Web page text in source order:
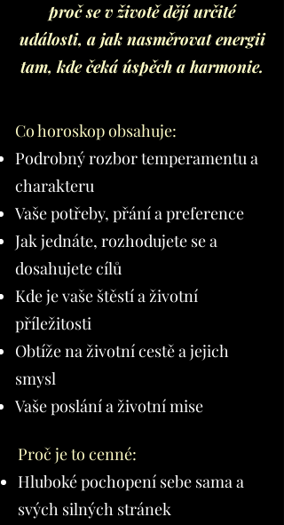
proč se v životě dějí určité
události, a jak nasměrovat energii
tam, kde čeká úspěch a harmonie.
Co horoskop obsahuje:
Podrobný rozbor temperamentu a
charakteru
Vaše potřeby, přání a preference
Jak jednáte, rozhodujete se a
dosahujete cílů
Kde je vaše štěstí a životní
příležitosti
Obtíže na životní cestě a jejich
smysl
Vaše poslání a životní mise
Proč je to cenné:
Hluboké pochopení sebe sama a
svých silných stránek